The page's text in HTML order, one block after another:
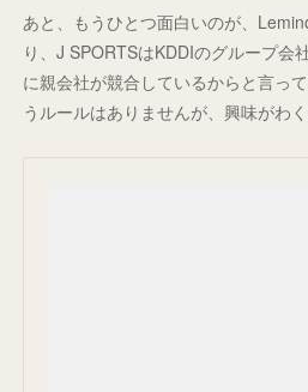
あと、もうひとつ面白いのが、
り、J SPORTSはKDDIのグループ会
に親会社が競合しているからと言っ
うルールはありませんが、興味がわ